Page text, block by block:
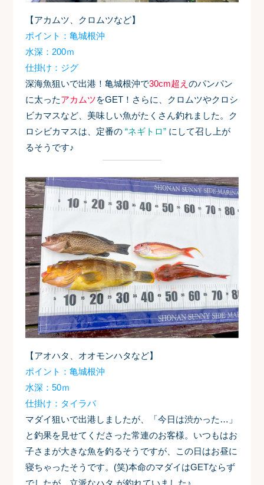
【アカムツ、クロムツなど】
ポイント：亀城根沖
水深：200ｍ
仕掛け：ジグ
深海魚狙いで出港！亀城根沖で30cm超え のパンパン
に太ったアカムツをGET！ さらに、クロムツやクロシ
ビカマスなど、美味しい魚がたくさん釣れました。ク
ロシビカマスは、定番の “ネギトロ” にして召し上が
るそうです♪
【アオハタ、オオモンハタなど】
ポイント：亀城根沖
水深：50ｍ
仕掛け：タイラバ
マダイ狙いで出港しましたが、「今日は渋かった…」
と釣果を見せてくださった常連のお客様。いつもはお
子さまが大きな魚を釣るそうですが、この日はお昼に
寝ちゃったそうです。(笑)本命のマダイはGETならず
でしたが、立派なハタ が釣れていました♪